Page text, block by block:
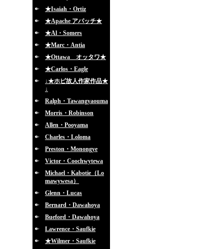
★Isaiah・Ortiz
★Apache アパッチ★
★Al・Somers
★Marc・Antia
★Ottawa オッタワ★
★Carlos・Eagle
↓★ホピ故人作家作品★
↓
Ralph・Tawangyaouma
Morris・Robinson
Allen・Pooyama
Charles・Loloma
Preston・Monongye
Victor・Coochwytewa
Michael・Kabotie（Lo
mawywesa）
Glenn・Lucas
Bernard・Dawahoya
Bueford・Dawahoya
Lawrence・Saufkie
★Wilmer・Saufkie